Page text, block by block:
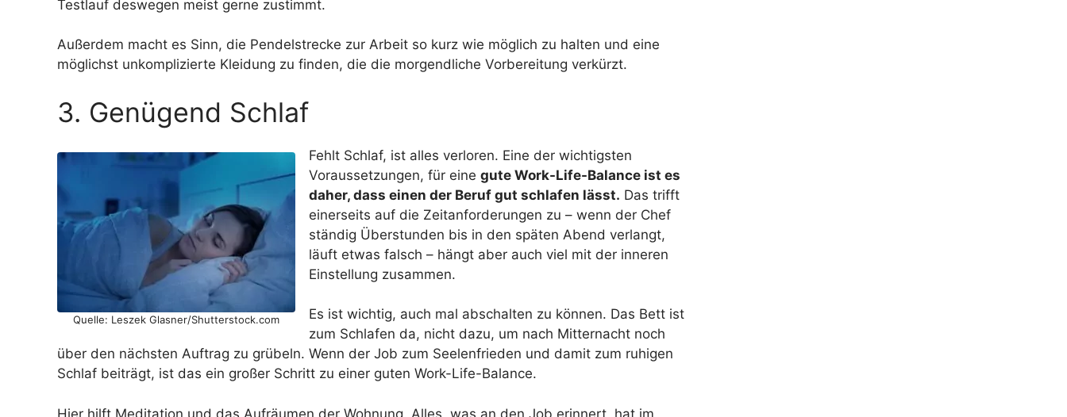
Testlauf deswegen meist gerne zustimmt.
Außerdem macht es Sinn, die Pendelstrecke zur Arbeit so kurz wie möglich zu halten und eine
möglichst unkomplizierte Kleidung zu finden, die die morgendliche Vorbereitung verkürzt.
3. Genügend Schlaf
Quelle: Leszek Glasner/Shutterstock.com
Fehlt Schlaf, ist alles verloren. Eine der wichtigsten
Voraussetzungen, für eine gute Work-Life-Balance ist es
daher, dass einen der Beruf gut schlafen lässt. Das trifft
einerseits auf die Zeitanforderungen zu – wenn der Chef
ständig Überstunden bis in den späten Abend verlangt,
läuft etwas falsch – hängt aber auch viel mit der inneren
Einstellung zusammen.
Es ist wichtig, auch mal abschalten zu können. Das Bett ist
zum Schlafen da, nicht dazu, um nach Mitternacht noch
über den nächsten Auftrag zu grübeln. Wenn der Job zum Seelenfrieden und damit zum ruhigen
Schlaf beiträgt, ist das ein großer Schritt zu einer guten Work-Life-Balance.
Hier hilft Meditation und das Aufräumen der Wohnung. Alles, was an den Job erinnert, hat im